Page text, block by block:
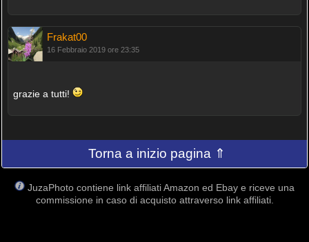
Frakat00
16 Febbraio 2019 ore 23:35
grazie a tutti!
Torna a inizio pagina ⇑
JuzaPhoto contiene link affiliati Amazon ed Ebay e riceve una
commissione in caso di acquisto attraverso link affiliati.